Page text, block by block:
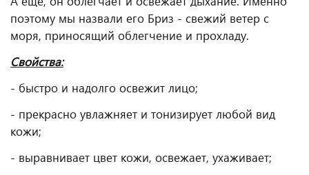
поэтому мы назвали его Бриз - свежий ветер с
моря, приносящий облегчение и прохладу.
Свойства:
- быстро и надолго освежит лицо;
- прекрасно увлажняет и тонизирует любой вид
кожи;
- выравнивает цвет кожи, освежает, ухаживает;